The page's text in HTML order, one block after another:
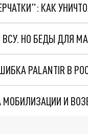
КАК
НО БЕДЫ ДЛЯ